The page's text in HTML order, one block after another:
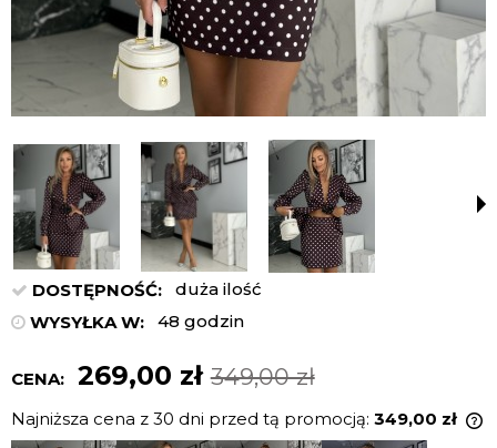
DOSTĘPNOŚĆ:
duża ilość
WYSYŁKA W:
48 godzin
CENA: 269,00 zł 349,00 zł
Najniższa cena z 30 dni przed tą promocją: 349,00 zł